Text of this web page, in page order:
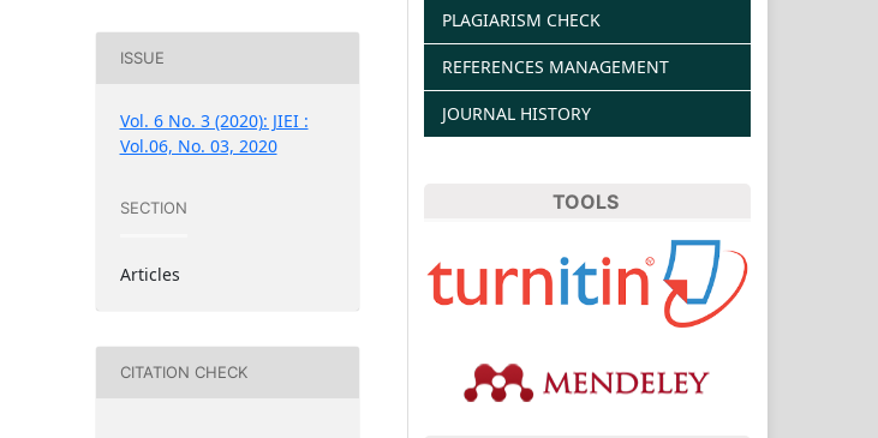
ISSUE
Vol. 6 No. 3 (2020): JIEI :
Vol.06, No. 03, 2020
SECTION
Articles
CITATION CHECK
PLAGIARISM CHECK
REFERENCES MANAGEMENT
JOURNAL HISTORY
TOOLS